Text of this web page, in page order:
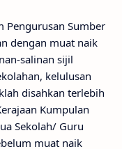
Pengurusan Sumber
dengan muat naik
salinan sijil
kelulusan
disahkan terlebih
Kumpulan
Sekolah/ Guru
muat naik